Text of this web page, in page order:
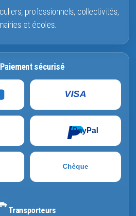
professionnels, collectivités,
et écoles.
Paiement sécurisé
VISA
PayPal
Chèque
Transporteurs